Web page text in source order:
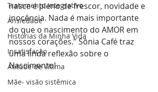
Tratamento Integrativo
Ansiedade
Histórias da Minha Vida
Insatisfação
Atitude de Vítima
Mãe- visão sistêmica
nasce é pleno de frescor, novidade e
inocência. Nada é mais importante
do que o nascimento do AMOR em
nossos corações.” Sônia Café traz
uma linda reflexão sobre o
Nascimento!